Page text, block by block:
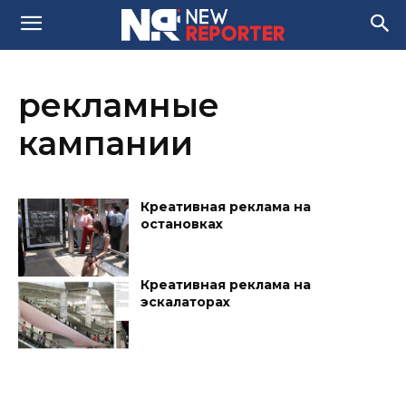
рекламные
кампании
Креативная реклама на
остановках
Креативная реклама на
эскалаторах